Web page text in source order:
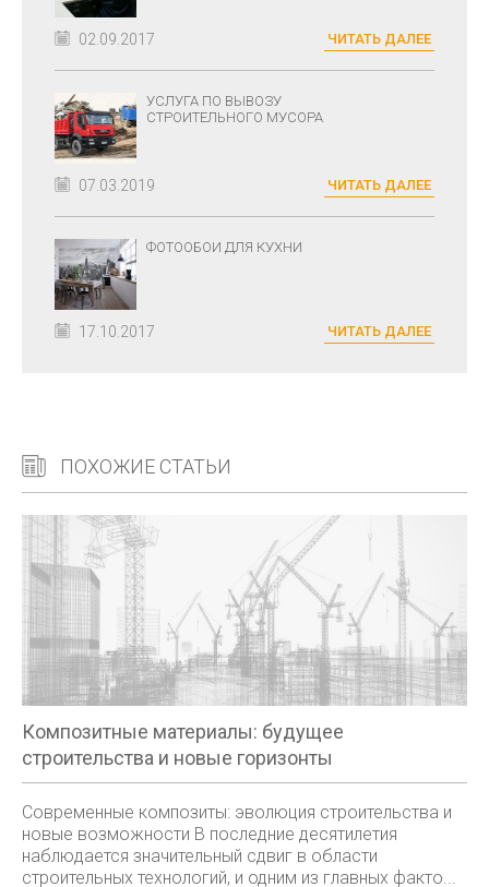
02.09.2017 ЧИТАТЬ ДАЛЕЕ
УСЛУГА ПО ВЫВОЗУ
СТРОИТЕЛЬНОГО МУСОРА
07.03.2019 ЧИТАТЬ ДАЛЕЕ
ФОТООБОИ ДЛЯ КУХНИ
17.10.2017 ЧИТАТЬ ДАЛЕЕ
ПОХОЖИЕ СТАТЬИ
Композитные материалы: будущее
строительства и новые горизонты
Современные композиты: эволюция строительства и
новые возможности В последние десятилетия
наблюдается значительный сдвиг в области
строительных технологий, и одним из главных факто...